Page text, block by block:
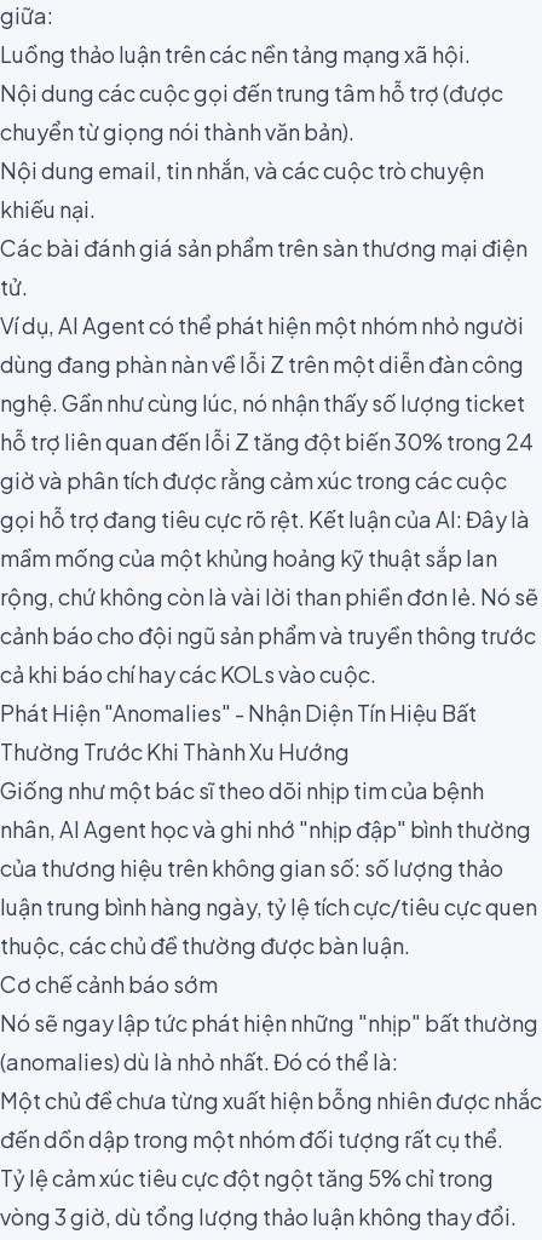
giữa:
Luồng thảo luận trên các nền tảng mạng xã hội.
Nội dung các cuộc gọi đến trung tâm hỗ trợ (được
chuyển từ giọng nói thành văn bản).
Nội dung email, tin nhắn, và các cuộc trò chuyện
khiếu nại.
Các bài đánh giá sản phẩm trên sàn thương mại điện
tử.
Ví dụ, AI Agent có thể phát hiện một nhóm nhỏ người
dùng đang phàn nàn về lỗi Z trên một diễn đàn công
nghệ. Gần như cùng lúc, nó nhận thấy số lượng ticket
hỗ trợ liên quan đến lỗi Z tăng đột biến 30% trong 24
giờ và phân tích được rằng cảm xúc trong các cuộc
gọi hỗ trợ đang tiêu cực rõ rệt. Kết luận của AI: Đây là
mầm mống của một khủng hoảng kỹ thuật sắp lan
rộng, chứ không còn là vài lời than phiền đơn lẻ. Nó sẽ
cảnh báo cho đội ngũ sản phẩm và truyền thông trước
cả khi báo chí hay các KOLs vào cuộc.
Phát Hiện "Anomalies" - Nhận Diện Tín Hiệu Bất
Thường Trước Khi Thành Xu Hướng
Giống như một bác sĩ theo dõi nhịp tim của bệnh
nhân, AI Agent học và ghi nhớ "nhịp đập" bình thường
của thương hiệu trên không gian số: số lượng thảo
luận trung bình hàng ngày, tỷ lệ tích cực/tiêu cực quen
thuộc, các chủ đề thường được bàn luận.
Cơ chế cảnh báo sớm
Nó sẽ ngay lập tức phát hiện những "nhịp" bất thường
(anomalies) dù là nhỏ nhất. Đó có thể là:
Một chủ đề chưa từng xuất hiện bỗng nhiên được nhắc
đến dồn dập trong một nhóm đối tượng rất cụ thể.
Tỷ lệ cảm xúc tiêu cực đột ngột tăng 5% chỉ trong
vòng 3 giờ, dù tổng lượng thảo luận không thay đổi.